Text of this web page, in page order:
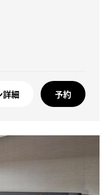
詳細 予約